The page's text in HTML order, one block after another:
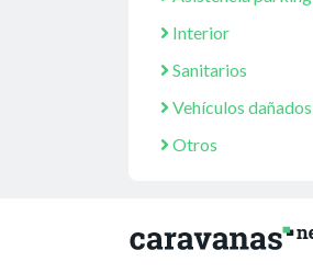
Interior
Sanitarios
Vehículos dañados
Otros